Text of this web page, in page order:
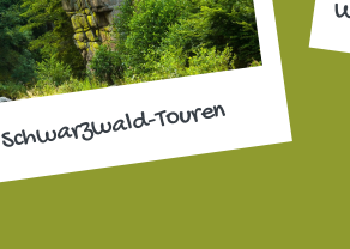
Schwarzwald-Touren